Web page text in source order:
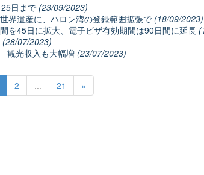
日まで (23/09/2023)
界遺産に、ハロン湾の登録範囲拡張で (18/09/2023)
を45日に拡大、電子ビザ有効期間は90日間に延長
(28/07/2023)
観光収入も大幅増 (23/07/2023)
2 ... 21 »